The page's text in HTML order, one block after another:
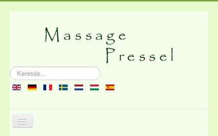
Keresés...
Navigáció